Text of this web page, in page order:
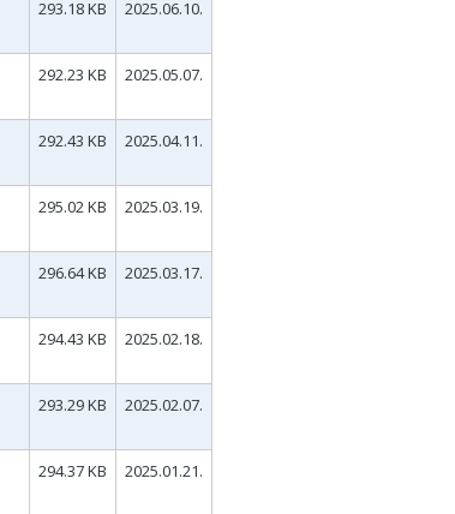
293.18 KB 2025.06.10.
292.23 KB 2025.05.07.
292.43 KB 2025.04.11.
295.02 KB 2025.03.19.
296.64 KB 2025.03.17.
294.43 KB 2025.02.18.
293.29 KB 2025.02.07.
294.37 KB 2025.01.21.